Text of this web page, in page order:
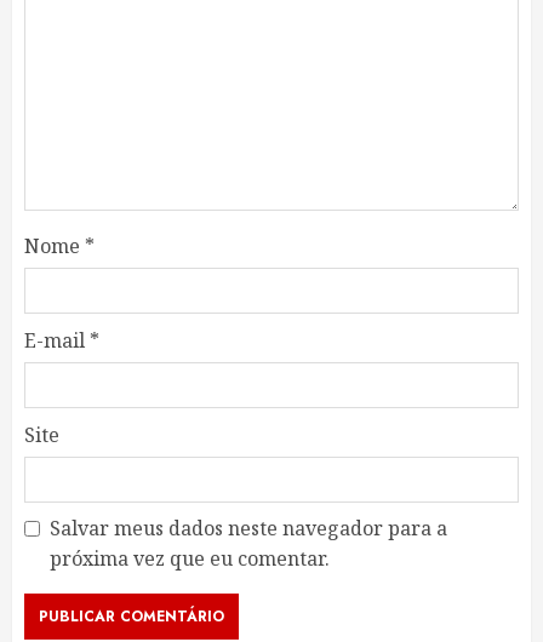
Nome *
E-mail *
Site
Salvar meus dados neste navegador para a
próxima vez que eu comentar.